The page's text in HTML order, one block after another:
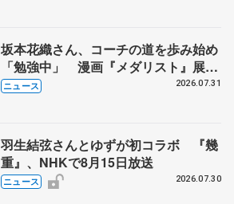
坂本花織さん、コーチの道を歩み始め
「勉強中」 漫画『メダリスト』展覧
会で子どもたちにエール
ニュース 2026.07.31
羽生結弦さんとゆずが初コラボ 『幾
重』、NHKで8月15日放送
ニュース 2026.07.30